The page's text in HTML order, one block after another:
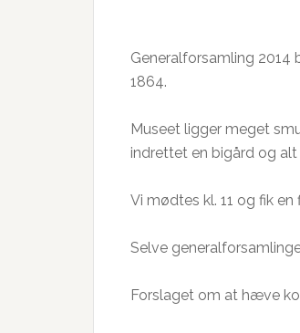
Generalforsamling
1864.
Museet ligger meget
indrettet en bigård og
Vi mødtes kl. 11 og fik
Selve
Forslaget om at hæve